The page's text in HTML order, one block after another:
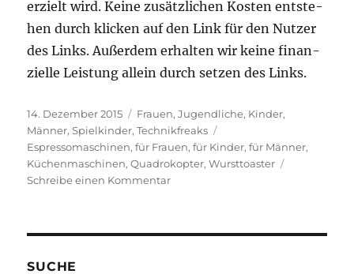
erzielt wird. Kei­ne zusätz­li­chen Kos­ten ent­ste­
hen durch kli­cken auf den Link für den Nut­zer
des Links. Außer­dem erhal­ten wir kei­ne finan­
zi­el­le Leis­tung allein durch set­zen des Links.
Veröffentlicht
am
14. Dezember 2015 Kategorien
Frauen,Jugendliche, Kinder,
Männer,Spielkinder,Technikfreaks
Espressomaschinen,für Frauen,für Kinder,für Männer,
Küchenmaschinen,Quadrokopter,Wursttoaster
Schreibe einen Kommentarzu
SUCHE